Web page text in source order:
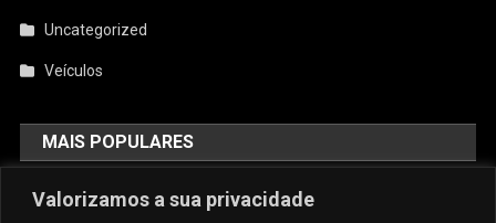
Valorizamos a sua privacidade
Uncategorized
Veículos
MAIS POPULARES
AquiCupom: O Melhor Site De